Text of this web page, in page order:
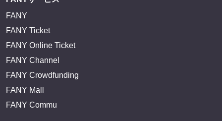
FANY
FANY Ticket
FANY Online Ticket
FANY Channel
FANY Crowdfunding
FANY Mall
FANY Commu